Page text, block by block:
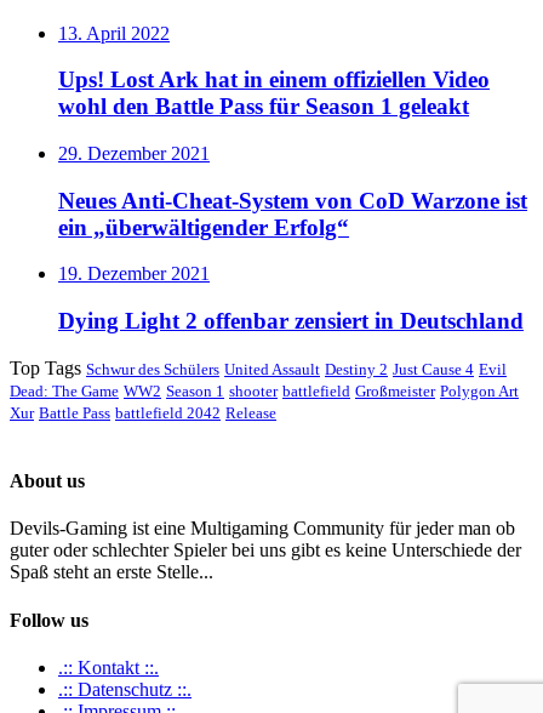
13. April 2022
Ups! Lost Ark hat in einem offiziellen Video
wohl den Battle Pass für Season 1 geleakt
29. Dezember 2021
Neues Anti-Cheat-System von CoD Warzone ist
ein „überwältigender Erfolg“
19. Dezember 2021
Dying Light 2 offenbar zensiert in Deutschland
Top Tags Schwur des Schülers United Assault Destiny 2 Just Cause 4 Evil
Dead: The Game WW2 Season 1 shooter battlefield Großmeister Polygon Art
Xur Battle Pass battlefield 2042 Release
About us
Devils-Gaming ist eine Multigaming Community für jeder man ob
guter oder schlechter Spieler bei uns gibt es keine Unterschiede der
Spaß steht an erste Stelle...
Follow us
.:: Kontakt ::.
.:: Datenschutz ::.